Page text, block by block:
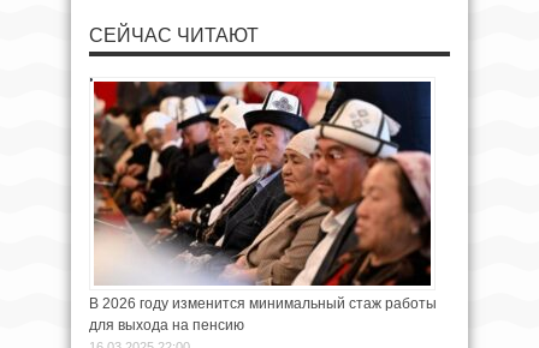
СЕЙЧАС ЧИТАЮТ
В 2026 году изменится минимальный стаж работы
для выхода на пенсию